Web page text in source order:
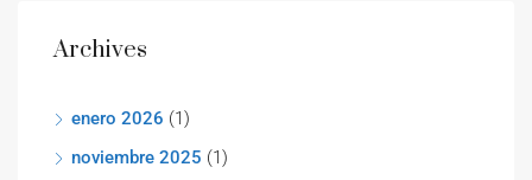
Archives
enero 2026 (1)
noviembre 2025 (1)